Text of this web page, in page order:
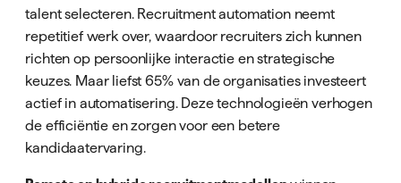
talent selecteren. Recruitment automation neemt
repetitief werk over, waardoor recruiters zich kunnen
richten op persoonlijke interactie en strategische
keuzes. Maar liefst 65% van de organisaties investeert
actief in automatisering. Deze technologieën verhogen
de efficiëntie en zorgen voor een betere
kandidaatervaring.